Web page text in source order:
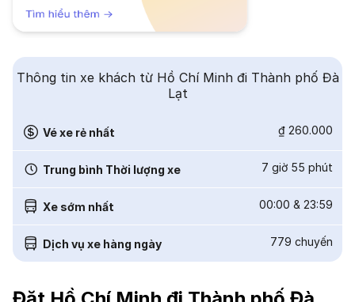
Thông tin xe khách từ Hồ Chí Minh đi Thành phố Đà
Lạt
Vé xe rẻ nhất ₫ 260.000
Trung bình Thời lượng xe 7 giờ 55 phút
Xe sớm nhất 00:00 & 23:59
Dịch vụ xe hàng ngày 779 chuyến